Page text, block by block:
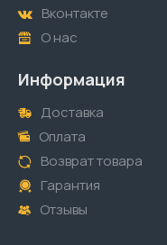
Вконтакте
О нас
Информация
Доставка
Оплата
Возврат товара
Гарантия
Отзывы